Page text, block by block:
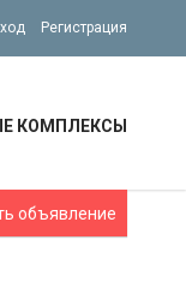
Регистрация
КОМПЛЕКСЫ
объявление